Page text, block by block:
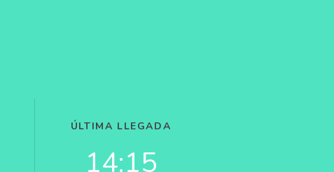
ÚLTIMA LLEGADA
14:15